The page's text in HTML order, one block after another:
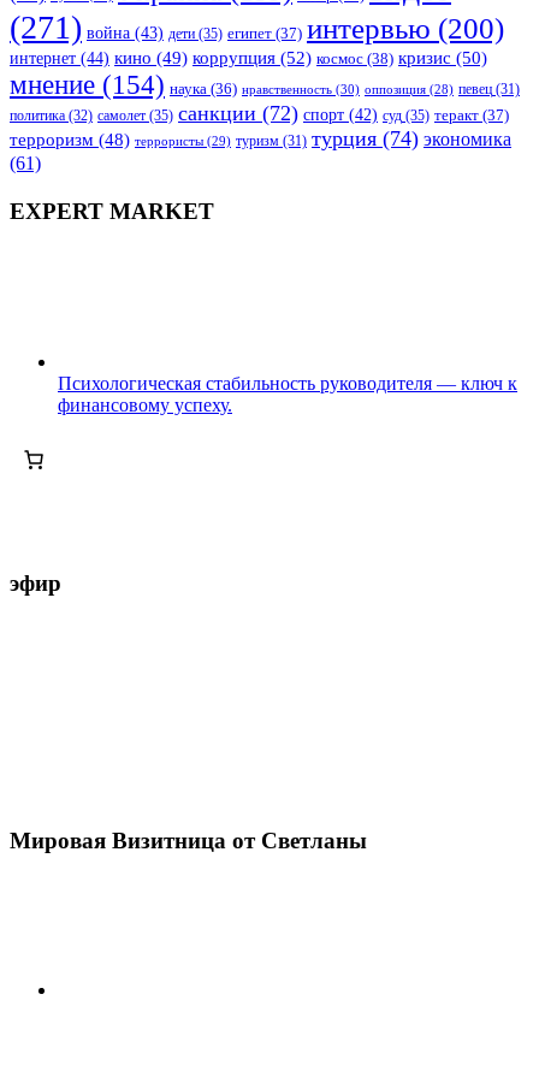
(271) война (43) дети (35) египет (37) интервью (200)
интернет (44) кино (49) коррупция (52) космос (38) кризис (50)
мнение (154) наука (36) нравственность (30) оппозиция (28) певец (31)
политика (32) самолет (35) санкции (72) спорт (42) суд (35) теракт (37)
терроризм (48) террористы (29) туризм (31) турция (74) экономика
(61)
EXPERT MARKET
Психологическая стабильность руководителя — ключ к
финансовому успеху.
эфир
Мировая Визитница от Светланы